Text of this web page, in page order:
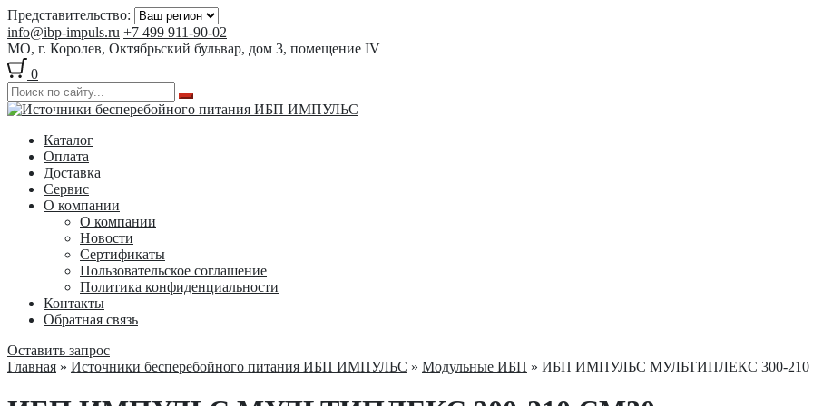
Представительство:
info@ibp-impuls.ru +7 499 911-90-02
МО, г. Королев, Октябрьский бульвар, дом 3, помещение IV
0
Перейти
навигации
Перейти
содержимому
Каталог
Оплата
Доставка
Сервис
О компании
О компании
Новости
Сертификаты
Пользовательское соглашение
Политика конфиденциальности
Контакты
Обратная связь
Оставить запрос
Главная » Источники бесперебойного питания ИБП ИМПУЛЬС » Модульные ИБП » ИБП ИМПУЛЬС МУЛЬТИПЛЕКС 300-210